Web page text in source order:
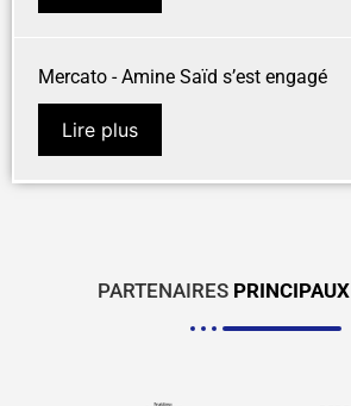
Mercato - Amine Saïd s’est engagé
Lire plus
PARTENAIRES PRINCIPAUX